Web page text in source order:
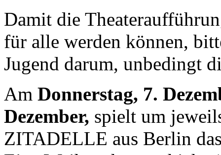
Damit die
für alle werden können,
Jugend darum, unbedingt
Am Donnerstag, 7.
Dezember, spielt um
ZITADELLE aus Berlin